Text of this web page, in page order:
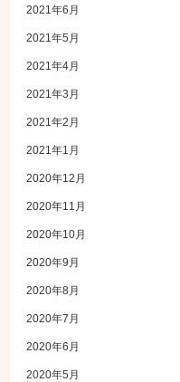
2021年6月
2021年5月
2021年4月
2021年3月
2021年2月
2021年1月
2020年12月
2020年11月
2020年10月
2020年9月
2020年8月
2020年7月
2020年6月
2020年5月